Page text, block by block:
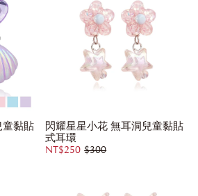
童黏貼
閃耀星星小花 無耳洞兒童黏貼
式耳環
NT$250 $300